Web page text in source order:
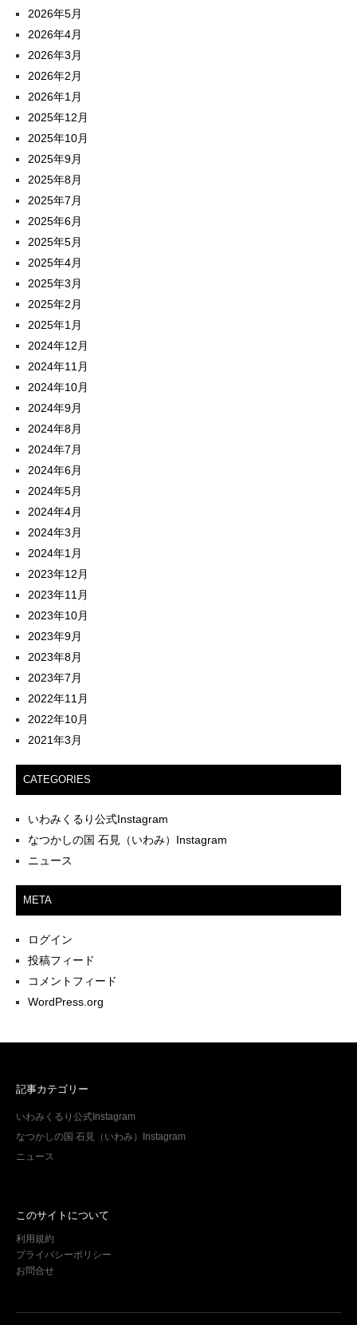
ー
シ
ョ
ン
2026年5月
2026年4月
2026年3月
2026年2月
2026年1月
2025年12月
2025年10月
2025年9月
2025年8月
2025年7月
2025年6月
2025年5月
2025年4月
2025年3月
2025年2月
2025年1月
2024年12月
2024年11月
2024年10月
2024年9月
2024年8月
2024年7月
2024年6月
2024年5月
2024年4月
2024年3月
2024年1月
2023年12月
2023年11月
2023年10月
2023年9月
2023年8月
2023年7月
2022年11月
2022年10月
2021年3月
CATEGORIES
いわみくるり公式Instagram
なつかしの国 石見（いわみ）Instagram
ニュース
META
ログイン
投稿フィード
コメントフィード
WordPress.org
記事カテゴリー
いわみくるり公式Instagram
なつかしの国 石見（いわみ）Instagram
ニュース
このサイトについて
利用規約
プライバシーポリシー
お問合せ